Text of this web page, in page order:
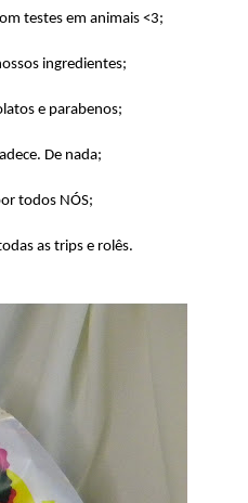
testes em animais <3;
ingredientes;
e parabenos;
De nada;
todos NÓS;
as trips e rolês.